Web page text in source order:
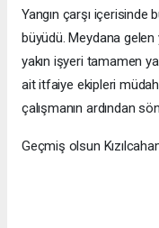
Yangın çarşı içerisinde
büyüdü. Meydana gelen
yakın işyeri tamamen
ait itfaiye ekipleri
çalışmanın ardından
Geçmiş olsun